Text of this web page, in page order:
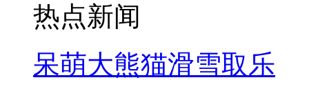
热点新闻
呆萌大熊猫滑雪取乐